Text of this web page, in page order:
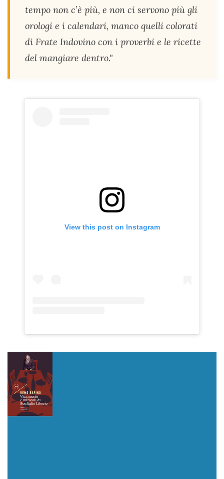
tempo non c’è più, e non ci servono più gli
orologi e i calendari, manco quelli colorati
di Frate Indovino con i proverbi e le ricette
del mangiare dentro."
View this post on Instagram